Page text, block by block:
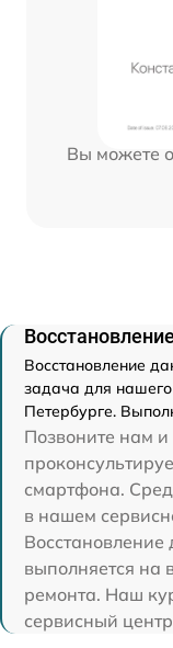
Вы можете
Восстановление
задача для
Петербурге.
Позвоните нам
смартфона.
в нашем
выполняется на
ремонта. Наш
сервисный